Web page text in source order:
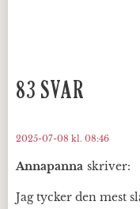
83 SVAR
Annapanna skriver:
2025-07-08 kl. 08:46
Jag tycker den mest